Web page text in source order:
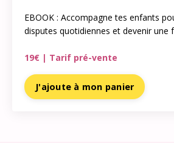
EBOOK : Accompagne tes enfants
disputes quotidiennes et devenir une
19€ | Tarif pré-vente
J'ajoute à mon panier